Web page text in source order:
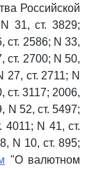
Российской
31, ст. 3829;
ст. 2586; N 33,
ст. 2700; N 50,
27, ст. 2711; N
ст. 3117; 2006,
N 52, ст. 5497;
4011; N 41, ст.
N 10, ст. 895;
"О валютном